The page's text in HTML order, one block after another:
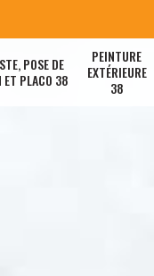
POSE DE
ET PLACO 38
PEINTURE
EXTÉRIEURE
38